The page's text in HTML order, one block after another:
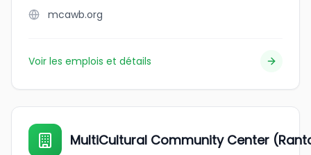
mcawb.org
Voir les emplois et détails
MultiCultural Community Center